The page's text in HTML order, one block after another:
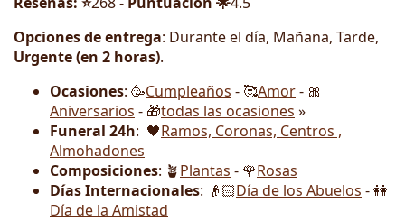
Llámanos
Opciones de entrega: Durante el día, Mañana, Tarde,
Urgente (en 2 horas).
Ocasiones: 🥳Cumpleaños - 🥰Amor- 🎀
Aniversarios - 🎁todas las ocasiones »
Funeral 24h: 🖤Ramos, Coronas, Centros ,
Almohadones
Composiciones: 🪴Plantas - 🌹Rosas
Días Internacionales: 👴🏻Día de los Abuelos - 👭
Día de la Amistad